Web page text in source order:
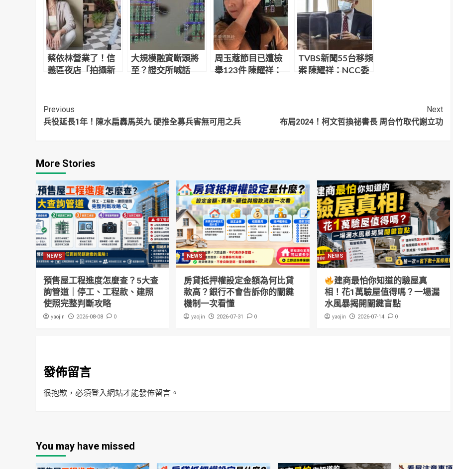
蔡依林營業了！信
義區夜店「拍攝新
掉
大規模融資斷頭將
至？證交所喊話
周玉蔻節目已遭檢
舉123件 陳耀祥：
TVBS新聞55台移頻
案 陳耀祥：NCC委
Continue
Reading
Previous
兵役延長1年！陳水扁轟馬英九 硬推全募兵害無可用之兵
Next
布局2024！柯文哲換祕書長 周台竹取代謝立功
More Stories
NEWS
預售屋工程進度怎麼查？5大查
詢管道｜停工、工程款、建照
使照完整判斷攻略
yaojin 2026-08-08 0
NEWS
房貸抵押權設定金額為何比貸
款高？銀行不會告訴你的關鍵
機制一次看懂
yaojin 2026-07-31 0
NEWS
建商最怕你知道的驗屋真
相！花1萬驗屋值得嗎？一場漏
水風暴揭開關鍵盲點
yaojin 2026-07-14 0
發佈留言
很抱歉，必須登入網站才能發佈留言。
You may have missed